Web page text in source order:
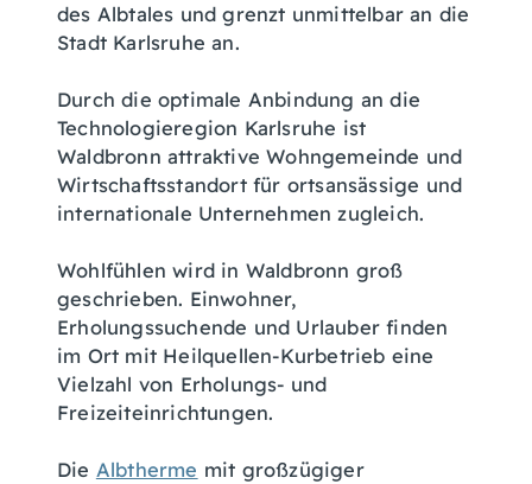
des Albtales und grenzt unmittelbar an die
Stadt Karlsruhe an.
Durch die optimale Anbindung an die
Technologieregion Karlsruhe ist
Waldbronn attraktive Wohngemeinde und
Wirtschaftsstandort für ortsansässige und
internationale Unternehmen zugleich.
Wohlfühlen wird in Waldbronn groß
geschrieben. Einwohner,
Erholungssuchende und Urlauber finden
im Ort mit Heilquellen-Kurbetrieb eine
Vielzahl von Erholungs- und
Freizeiteinrichtungen.
Die Albtherme mit großzügiger